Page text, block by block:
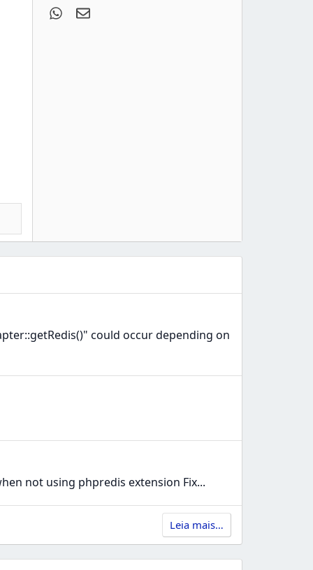
WhatsApp
Email
could occur depending on
not using phpredis extension Fix...
Leia mais…